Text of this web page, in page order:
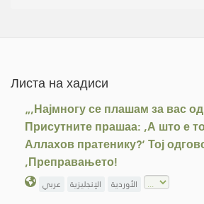
Листа на хадиси
„,Најмногу се плашам за вас
Присутните прашаа: ,А што е
Аллахов пратенику?‘ Тој
,Преправањето!
عربي الإنجليزية الأوردية